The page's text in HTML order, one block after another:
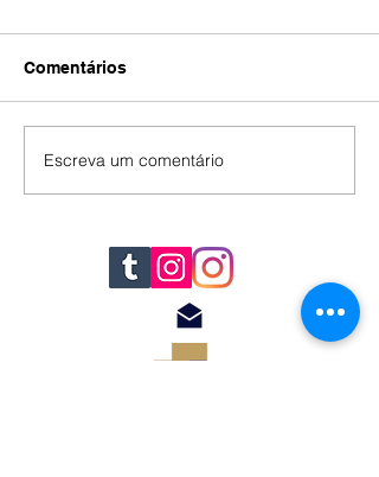
IA
Comentários
Escreva um comentário